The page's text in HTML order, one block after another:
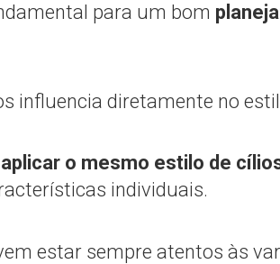
para um bom
influencia diretamente no
aplicar o mesmo estilo de
individuais.
estar sempre atentos às